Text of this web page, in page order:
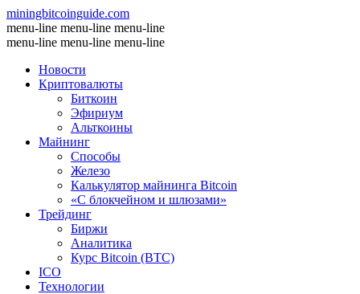
miningbitcoinguide.com
menu-line menu-line menu-line
menu-line menu-line menu-line
Новости
Криптовалюты
Биткоин
Эфириум
Альткоины
Майнинг
Способы
Железо
Калькулятор майнинга Bitcoin
«С блокчейном и шлюзами»
Трейдинг
Биржи
Аналитика
Курс Bitcoin (BTC)
ICO
Технологии